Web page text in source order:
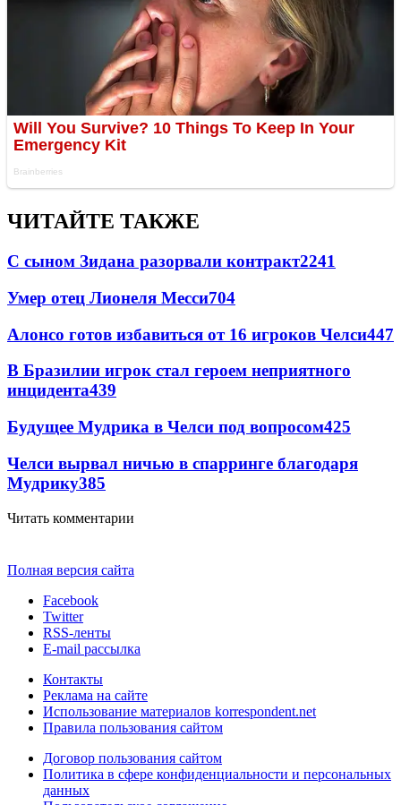
ЧИТАЙТЕ ТАКЖЕ
С сыном Зидана разорвали контракт2241
Умер отец Лионеля Месси704
Алонсо готов избавиться от 16 игроков Челси447
В Бразилии игрок стал героем неприятного
инцидента439
Будущее Мудрика в Челси под вопросом425
Челси вырвал ничью в спарринге благодаря
Мудрику385
Читать комментарии
Полная версия сайта
Facebook
Twitter
RSS-ленты
E-mail рассылка
Контакты
Реклама на сайте
Использование материалов korrespondent.net
Правила пользования сайтом
Договор пользования сайтом
Политика в сфере конфиденциальности и персональных
данных